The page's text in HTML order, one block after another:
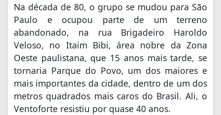
Na década de 80, o grupo se mudou para São
Paulo e ocupou parte de um terreno
abandonado, na rua Brigadeiro Haroldo
Veloso, no Itaim Bibi, área nobre da Zona
Oeste paulistana, que 15 anos mais tarde, se
tornaria Parque do Povo, um dos maiores e
mais importantes da cidade, dentro de um dos
metros quadrados mais caros do Brasil. Ali, o
Ventoforte resistiu por quase 40 anos.